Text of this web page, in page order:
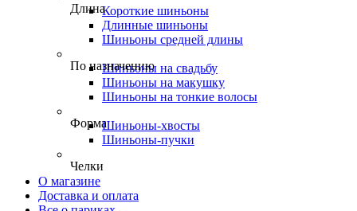
ДлинаКороткие шиньоны
Длинные шиньоны
Шиньоны средней длины
По назначению
Шиньоны на свадьбу
Шиньоны на макушку
Шиньоны на тонкие волосы
ФормаШиньоны-хвосты
Шиньоны-пучки
Челки
О магазине
Доставка и оплата